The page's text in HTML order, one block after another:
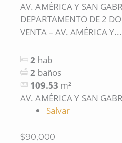
AV. AMÉRICA Y SAN
DEPARTAMENTO DE 2
VENTA – AV. AMÉRICA Y...
2 hab
2 baños
109.53 m²
AV. AMÉRICA Y SAN
Salvar
$90,000